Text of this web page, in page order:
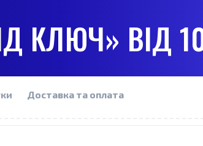
КЛЮЧ» ВІД
Доставка та оплата